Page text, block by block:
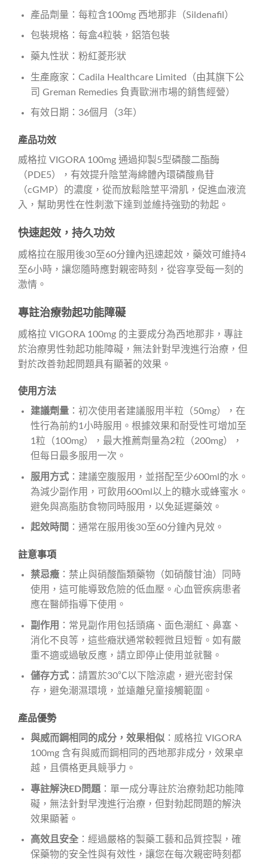
產品劑量：每粒含100mg 西地那非（Sildenafil）
包裝規格：每盒4粒裝，鋁箔包裝
藥丸性狀：粉紅菱形狀
生產廠家：Cadila Healthcare Limited（由其旗下公
司 Greman Remedies 負責歐洲市場的銷售經營）
有效日期：36個月（3年）
產品功效
威格拉 VIGORA 100mg 通過抑製5型磷酸二酯酶
（PDE5），有效提升陰莖海綿體內環磷酸鳥苷
（cGMP）的濃度，從而放鬆陰莖平滑肌，促進血液流
入，幫助男性在性刺激下達到並維持強勁的勃起。
快速起效，持久功效
威格拉在服用後30至60分鐘內迅速起效，藥效可維持4
至6小時，讓您隨時應對親密時刻，從容享受每一刻的
激情。
專註治療勃起功能障礙
威格拉 VIGORA 100mg 的主要成分為西地那非，專註
於治療男性勃起功能障礙，無法針對早洩進行治療，但
對於改善勃起問題具有顯著的效果。
使用方法
建議劑量：初次使用者建議服用半粒（50mg），在
性行為前約1小時服用。根據效果和耐受性可增加至
1粒（100mg），最大推薦劑量為2粒（200mg），
但每日最多服用一次。
服用方式：建議空腹服用，並搭配至少600ml的水。
為減少副作用，可飲用600ml以上的糖水或蜂蜜水。
避免與高脂肪食物同時服用，以免延遲藥效。
起效時間 ：通常在服用後30至60分鐘內見效。
註意事項
禁忌癥：禁止與硝酸酯類藥物（如硝酸甘油）同時
使用，這可能導致危險的低血壓。心血管疾病患者
應在醫師指導下使用。
副作用
：常見副作用包括頭痛、面色潮紅、鼻塞、
消化不良等，這些癥狀通常較輕微且短暫。如有嚴
重不適或過敏反應，請立即停止使用並就醫。
儲存方式：請置於30℃以下陰涼處，避光密封保
存，避免潮濕環境，並遠離兒童接觸範圍。
產品優勢
與威而鋼相同的成分，效果相似：威格拉 VIGORA
100mg 含有與威而鋼相同的西地那非成分，效果卓
越，且價格更具競爭力。
專註解決ED問題：單一成分專註於治療勃起功能障
礙，無法針對早洩進行治療，但對勃起問題的解決
效果顯著。
高效且安全：經過嚴格的製藥工藝和品質控製，確
保藥物的安全性與有效性，讓您在每次親密時刻都